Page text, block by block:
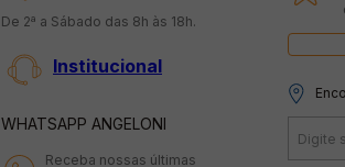
De 2ª a Sábado das 8h às 18h.
Institucional
WHATSAPP ANGELONI
Receba nossas últimas